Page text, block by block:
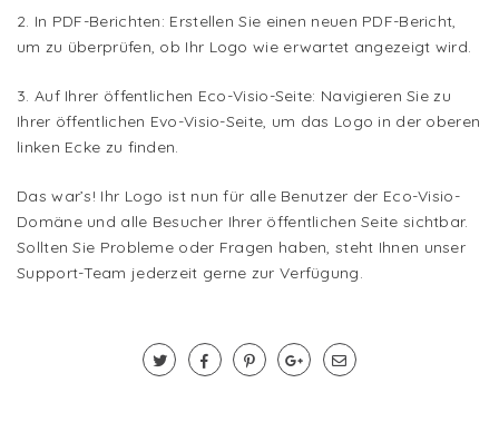
2. In PDF-Berichten: Erstellen Sie einen neuen PDF-Bericht,
um zu überprüfen, ob Ihr Logo wie erwartet angezeigt wird.
3. Auf Ihrer öffentlichen Eco-Visio-Seite: Navigieren Sie zu
Ihrer öffentlichen Evo-Visio-Seite, um das Logo in der oberen
linken Ecke zu finden.
Das war’s! Ihr Logo ist nun für alle Benutzer der Eco-Visio-
Domäne und alle Besucher Ihrer öffentlichen Seite sichtbar.
Sollten Sie Probleme oder Fragen haben, steht Ihnen unser
Support-Team jederzeit gerne zur Verfügung.